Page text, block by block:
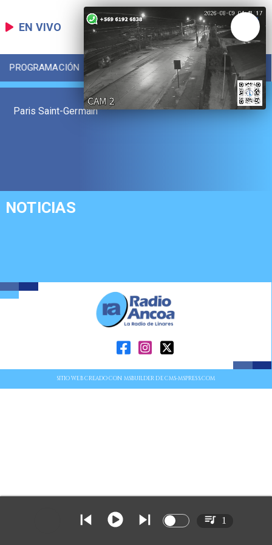
EN VIVO
PROGRAMACIÓN LOCAL DEPORTES
Paris Saint-Germain
NOTICIAS
SITIO WEB CREADO CON MSBUILDER DE CMS-MSPRESS.COM
1